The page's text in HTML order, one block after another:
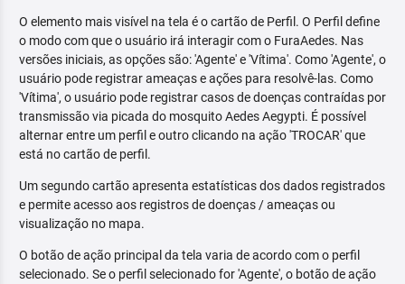
O elemento mais visível na tela é o cartão de Perfil. O Perfil define
o modo com que o usuário irá interagir com o FuraAedes. Nas
versões iniciais, as opções são: 'Agente' e 'Vítima'. Como 'Agente', o
usuário pode registrar ameaças e ações para resolvê-las. Como
'Vítima', o usuário pode registrar casos de doenças contraídas por
transmissão via picada do mosquito Aedes Aegypti. É possível
alternar entre um perfil e outro clicando na ação 'TROCAR' que
está no cartão de perfil.
Um segundo cartão apresenta estatísticas dos dados registrados
e permite acesso aos registros de doenças / ameaças ou
visualização no mapa.
O botão de ação principal da tela varia de acordo com o perfil
selecionado. Se o perfil selecionado for 'Agente', o botão de ação